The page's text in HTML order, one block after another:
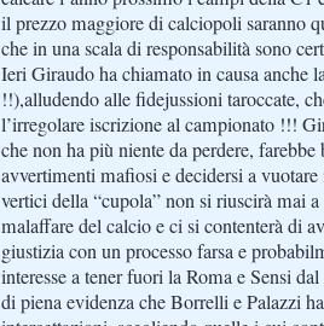
il prezzo maggiore di calciopoli saranno
che in una scala di responsabilità sono
Ieri Giraudo ha chiamato in causa anche
!!),alludendo alle fidejussioni taroccate,
l’irregolare iscrizione al campionato !!!
che non ha più niente da perdere,
avvertimenti mafiosi e decidersi a
vertici della “cupola” non si riuscirà mai
malaffare del calcio e ci si contenterà di
giustizia con un processo farsa e
interesse a tener fuori la Roma e Sensi
di piena evidenza che Borrelli e Palazzi